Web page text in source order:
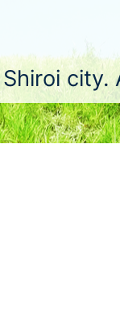
city.